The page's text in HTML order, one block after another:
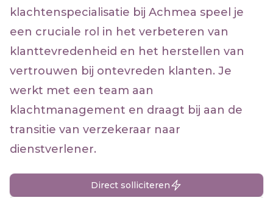
klachtenspecialisatie bij Achmea speel je
een cruciale rol in het verbeteren van
klanttevredenheid en het herstellen van
vertrouwen bij ontevreden klanten. Je
werkt met een team aan
klachtmanagement en draagt bij aan de
transitie van verzekeraar naar
dienstverlener.
Direct solliciteren